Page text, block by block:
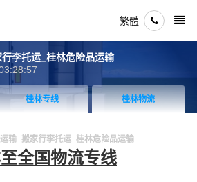
繁體
李托运_桂林危险品运输
桂林专线 桂林物流
输_搬家行李托运_桂林危险品运输
全国物流专线